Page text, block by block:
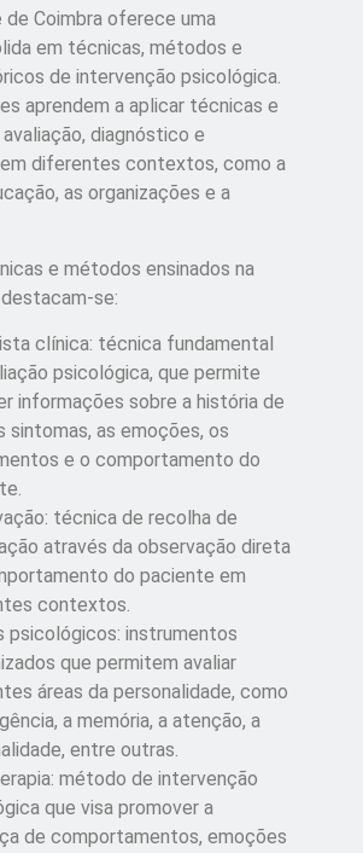
de Coimbra oferece uma
em técnicas, métodos e
de intervenção psicológica.
aprendem a aplicar técnicas e
diagnóstico e
diferentes contextos, como a
as organizações e a
e métodos ensinados na
se:
clínica: técnica fundamental
psicológica, que permite
informações sobre a história de
sintomas, as emoções, os
e o comportamento do
técnica de recolha de
através da observação direta
do paciente em
contextos.
psicológicos: instrumentos
que permitem avaliar
áreas da personalidade, como
a memória, a atenção, a
entre outras.
método de intervenção
que visa promover a
de comportamentos, emoções